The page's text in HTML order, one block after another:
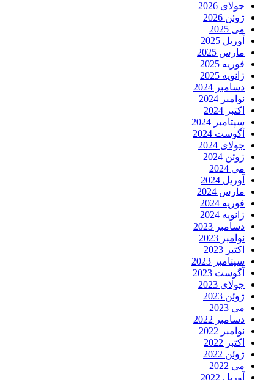
جولای 2026
ژوئن 2026
می 2025
آوریل 2025
مارس 2025
فوریه 2025
ژانویه 2025
دسامبر 2024
نوامبر 2024
اکتبر 2024
سپتامبر 2024
آگوست 2024
جولای 2024
ژوئن 2024
می 2024
آوریل 2024
مارس 2024
فوریه 2024
ژانویه 2024
دسامبر 2023
نوامبر 2023
اکتبر 2023
سپتامبر 2023
آگوست 2023
جولای 2023
ژوئن 2023
می 2023
دسامبر 2022
نوامبر 2022
اکتبر 2022
ژوئن 2022
می 2022
آوریل 2022